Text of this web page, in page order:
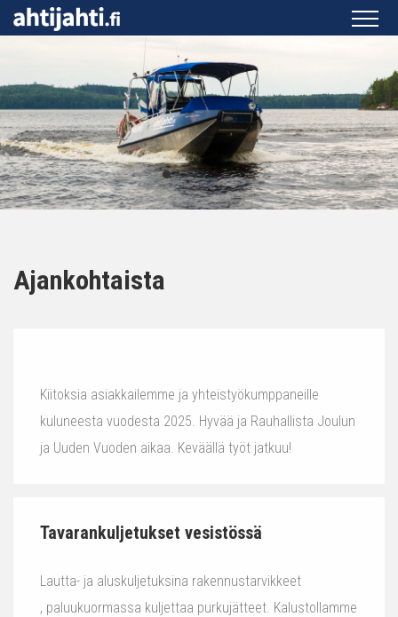
Ajankohtaista
Kiitoksia asiakkailemme ja yhteistyökumppaneille
kuluneesta vuodesta 2025. Hyvää ja Rauhallista Joulun
ja Uuden Vuoden aikaa. Keväällä työt jatkuu!
Tavarankuljetukset vesistössä
Lautta- ja aluskuljetuksina rakennustarvikkeet
, paluukuormassa kuljettaa purkujätteet. Kalustollamme